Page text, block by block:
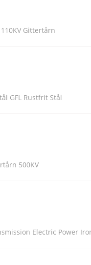
Gittertårn
GFL Rustfrit Stål
500KV
Electric Power